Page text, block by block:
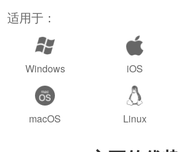
适用于：
Windows iOS
macOS Linux